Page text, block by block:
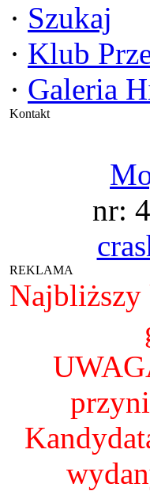
· Szukaj
· Klub
· Galeria
Kontakt
nr:
REKLAMA
Najbliższy